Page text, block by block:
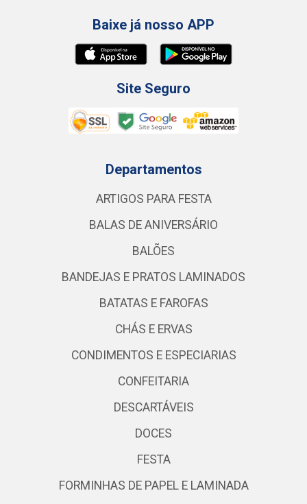
Baixe já nosso APP
Site Seguro
Departamentos
ARTIGOS PARA FESTA
BALAS DE ANIVERSÁRIO
BALÕES
BANDEJAS E PRATOS LAMINADOS
BATATAS E FAROFAS
CHÁS E ERVAS
CONDIMENTOS E ESPECIARIAS
CONFEITARIA
DESCARTÁVEIS
DOCES
FESTA
FORMINHAS DE PAPEL E LAMINADA